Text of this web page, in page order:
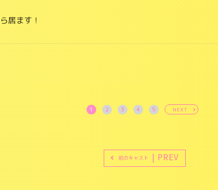
居ます！
1 2 3 4 5 NEXT
前のキャスト | PREV